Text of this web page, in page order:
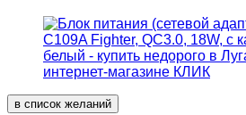
в список желаний